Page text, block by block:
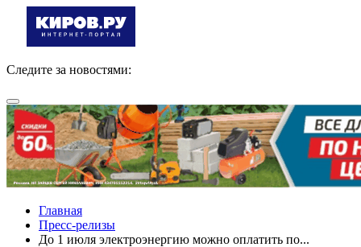
Следите за новостями:
Главная
Пресс-релизы
До 1 июля электроэнергию можно оплатить по...